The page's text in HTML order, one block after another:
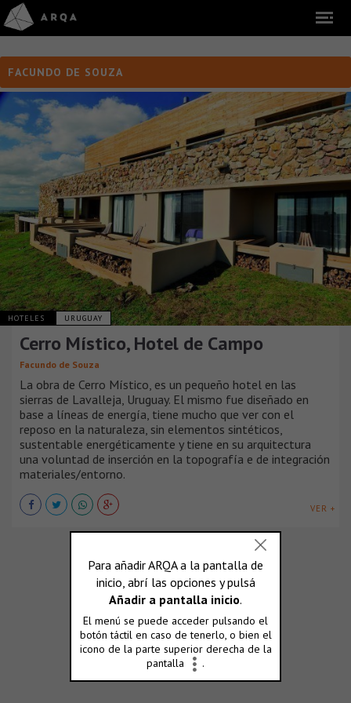
FACUNDO DE SOUZA
HOTELES URUGUAY
Cerro Místico, Hotel de Campo
Facundo de Souza
La obra de Cerro Místico, es un pequeño hotel en las
sierras de Lavalleja, Uruguay. El mismo fue diseñado en
base a líneas de energía, tiene mucho que ver con el
reposo en la naturaleza, sin elementos sintéticos,
sustentable energéticamente y tiene en su arquitectura
una voluntad de inserción en la topografía e de integración
materiales/entorno.
VER +